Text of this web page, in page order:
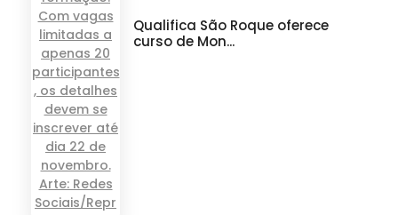
Qualifica São Roque oferece
curso de Mon...